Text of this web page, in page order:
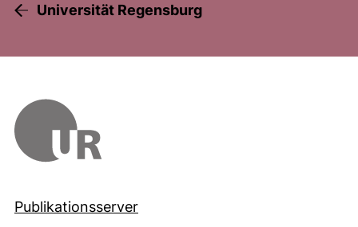
Universität Regensburg
Publikationsserver